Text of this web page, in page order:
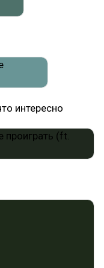
интересно